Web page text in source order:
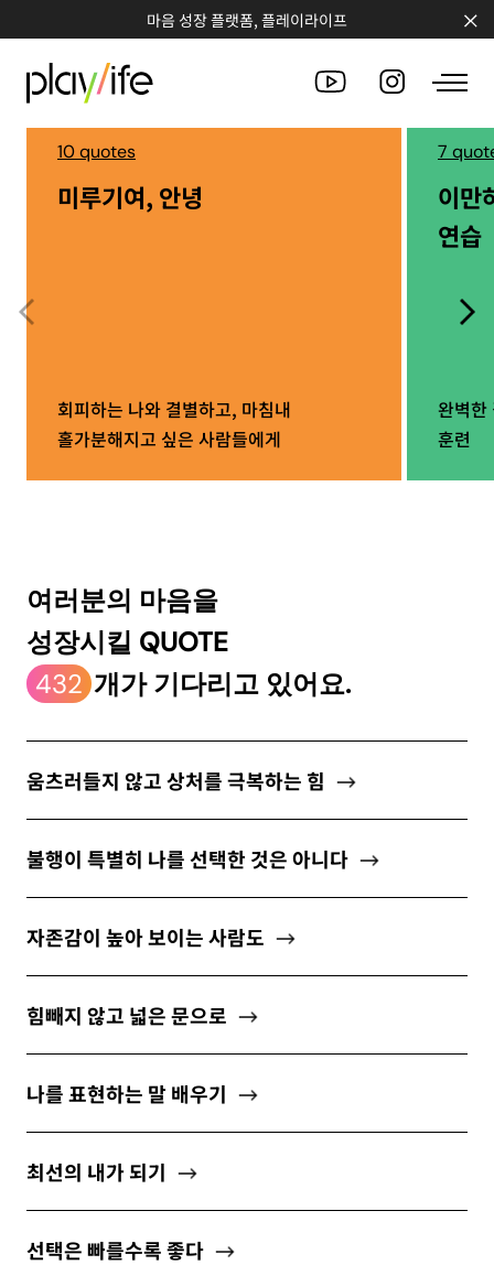
마음 성장 플랫폼, 플레이라이프
PEOPLE
QUOTE
COUNSELING
newsletter
소중한 자신의 가치를 찾도록 도와주는
개인정보 수집 및 이용약관에 동의합니다.
구독하기
10 quotes
미루기여, 안녕
회피하는 나와 결별하고, 마침내
홀가분해지고 싶은 사람들에게
7
이만
연습
완벽한
훈련
여러분의 마음을
성장시킬 QUOTE
432 개가 기다리고 있어요.
움츠러들지 않고 상처를 극복하는 힘
불행이 특별히 나를 선택한 것은 아니다
자존감이 높아 보이는 사람도
힘빼지 않고 넓은 문으로
나를 표현하는 말 배우기
최선의 내가 되기
선택은 빠를수록 좋다